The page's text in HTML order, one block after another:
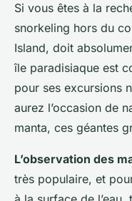
Si vous êtes à la
snorkeling hors du
Island, doit
île paradisiaque est
pour ses excursions
aurez l’occasion de
manta, ces géantes
L’observation des
très populaire, et